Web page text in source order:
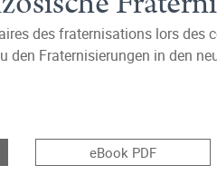
des fraternisations lors
den Fraternisierungen in den
eBook PDF